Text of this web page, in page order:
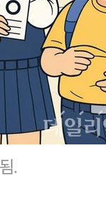
.